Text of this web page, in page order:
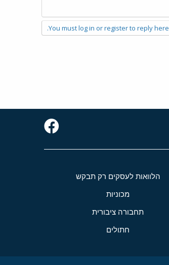
You must log in or register to reply here.
הלוואות לעסקים רק תבקש
מכוניות
תחבורה ציבורית
חתולים